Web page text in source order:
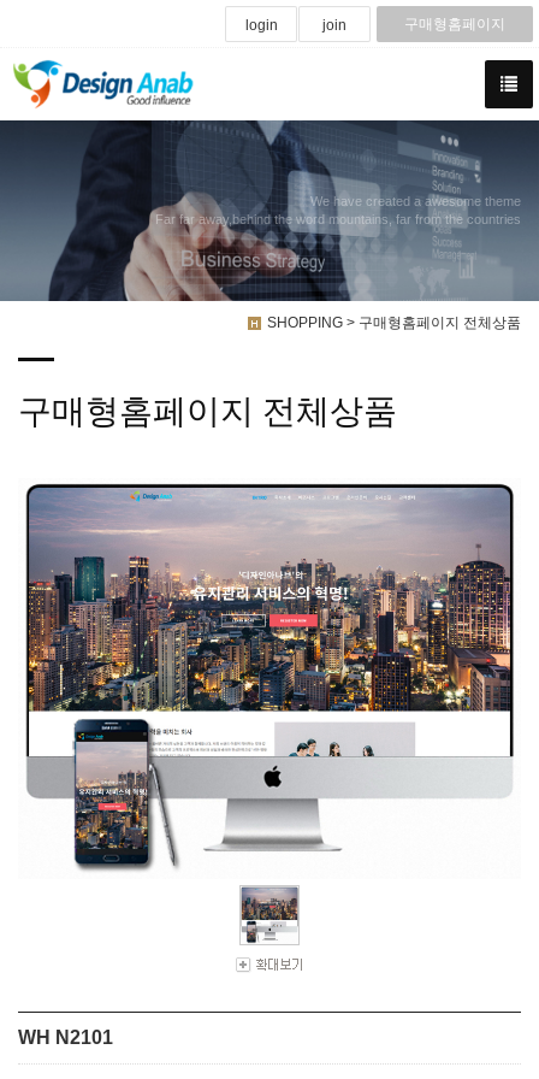
login join 구매형홈페이지
We have created a awesome theme
Far far away,behind the word mountains, far from the countries
SHOPPING > 구매형홈페이지 전체상품
구매형홈페이지 전체상품
WH N2101